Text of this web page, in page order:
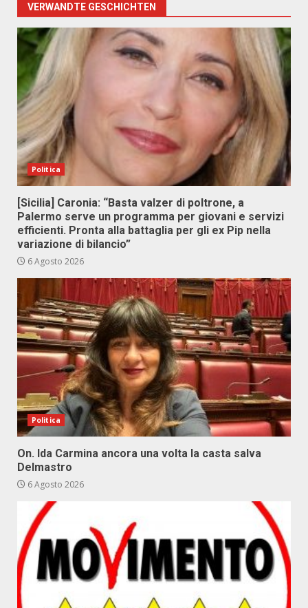
VERWANDTE GESCHICHTEN
Politica
[Sicilia] Caronia: “Basta valzer di poltrone, a
Palermo serve un programma per giovani e servizi
efficienti. Pronta alla battaglia per gli ex Pip nella
variazione di bilancio”
6 Agosto 2026
Politica
On. Ida Carmina ancora una volta la casta salva
Delmastro
6 Agosto 2026